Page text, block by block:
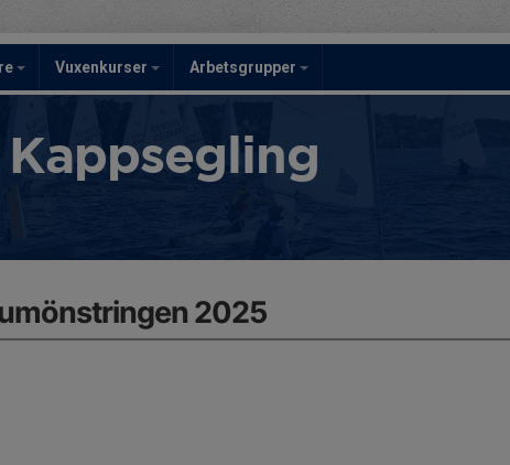
Vuxenkurser Arbetsgrupper
Kappsegling
2025